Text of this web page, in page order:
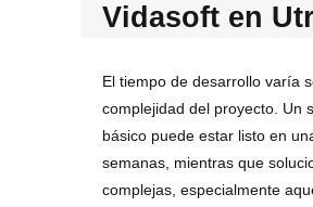
Vidasoft en
El tiempo de desarrollo varía
complejidad del proyecto. Un
básico puede estar listo en
semanas, mientras que
complejas, especialmente